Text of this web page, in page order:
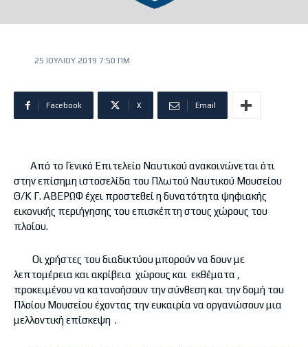
25 ΙΟΥΛΊΟΥ 2019 7:50 ΠΜ
Facebook X Email
Από το Γενικό Επιτελείο Ναυτικού ανακοινώνεται ότι
στην επίσημη ιστοσελίδα του Πλωτού Ναυτικού Μουσείου
Θ/Κ Γ. ΑΒΕΡΩΦ έχει προστεθεί η δυνατότητα ψηφιακής
εικονικής περιήγησης του επισκέπτη στους χώρους του
πλοίου.
Οι χρήστες του διαδικτύου μπορούν να δουν με
λεπτομέρεια και ακρίβεια χώρους και εκθέματα ,
προκειμένου να κατανοήσουν την σύνθεση και την δομή του
Πλοίου Μουσείου έχοντας την ευκαιρία να οργανώσουν μια
μελλοντική επίσκεψη .